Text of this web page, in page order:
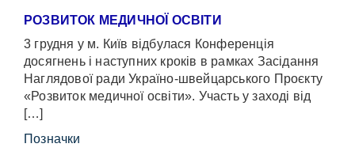
РОЗВИТОК МЕДИЧНОЇ ОСВІТИ
3 грудня у м. Київ відбулася Конференція
досягнень і наступних кроків в рамках Засідання
Наглядової ради Україно-швейцарського Проєкту
«Розвиток медичної освіти». Участь у заході від
[…]
Позначки